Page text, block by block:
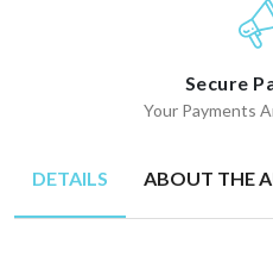
Secure
Your Payments
DETAILS ABOUT THE